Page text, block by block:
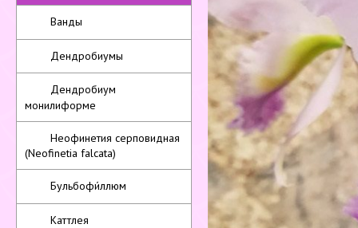
Ванды
Дендробиумы
Дендробиум
монилиформе
Неофинетия серповидная
(Neofinetia falcata)
Бульбофи́ллюм
Каттлея